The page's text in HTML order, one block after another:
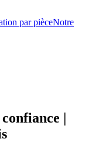
par pièceNotre
|